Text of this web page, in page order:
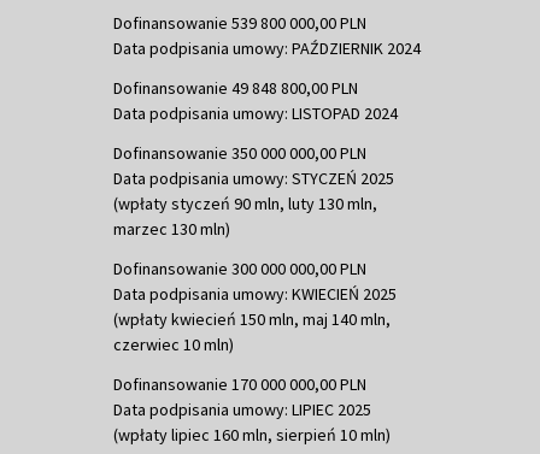
Dofinansowanie 539 800 000,00 PLN
Data podpisania umowy: PAŹDZIERNIK 2024
Dofinansowanie 49 848 800,00 PLN
Data podpisania umowy: LISTOPAD 2024
Dofinansowanie 350 000 000,00 PLN
Data podpisania umowy: STYCZEŃ 2025
(wpłaty styczeń 90 mln, luty 130 mln,
marzec 130 mln)
Dofinansowanie 300 000 000,00 PLN
Data podpisania umowy: KWIECIEŃ 2025
(wpłaty kwiecień 150 mln, maj 140 mln,
czerwiec 10 mln)
Dofinansowanie 170 000 000,00 PLN
Data podpisania umowy: LIPIEC 2025
(wpłaty lipiec 160 mln, sierpień 10 mln)